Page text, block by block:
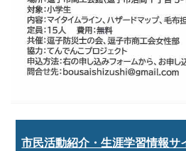
市民活動紹介・生涯学習情報